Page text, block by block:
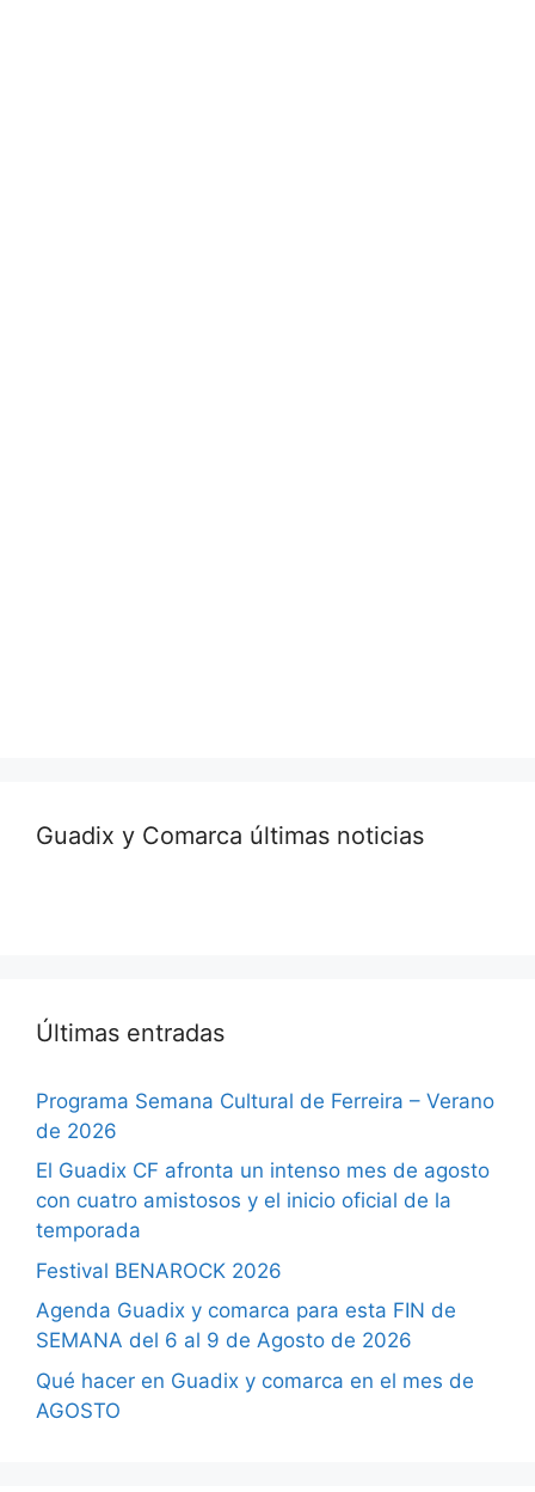
Guadix y Comarca últimas noticias
Últimas entradas
Programa Semana Cultural de Ferreira – Verano
de 2026
El Guadix CF afronta un intenso mes de agosto
con cuatro amistosos y el inicio oficial de la
temporada
Festival BENAROCK 2026
Agenda Guadix y comarca para esta FIN de
SEMANA del 6 al 9 de Agosto de 2026
Qué hacer en Guadix y comarca en el mes de
AGOSTO